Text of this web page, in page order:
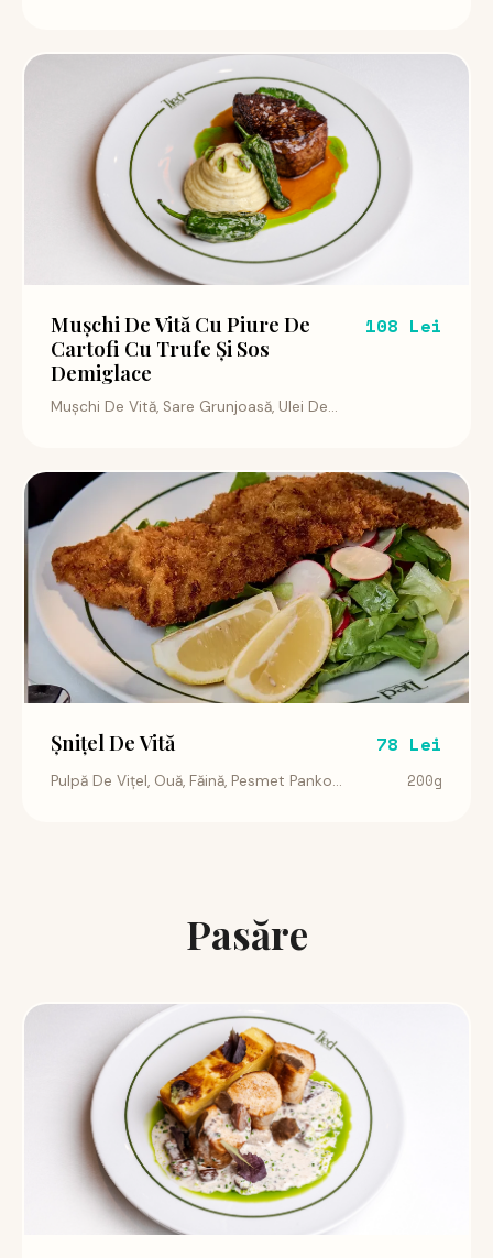
Mușchi De Vită Cu Piure De
Cartofi Cu Trufe Și Sos
Demiglace
108 Lei
Mușchi De Vită, Sare Grunjoasă, Ulei De...
Șnițel De Vită 78 Lei
Pulpă De Vițel, Ouă, Făină, Pesmet Panko... 200g
Pasăre